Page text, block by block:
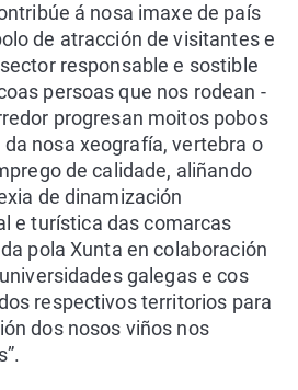
á nosa imaxe de país
de atracción de visitantes e
responsable e sostible
persoas que nos rodean -
progresan moitos pobos
nosa xeografía, vertebra o
de calidade, aliñando
de dinamización
e turística das comarcas
pola Xunta en colaboración
galegas e cos
respectivos territorios para
dos nosos viños nos